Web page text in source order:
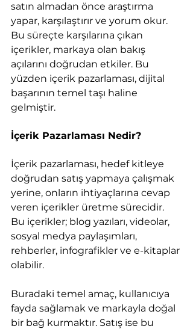
satın almadan önce araştırma
yapar, karşılaştırır ve yorum okur.
Bu süreçte karşılarına çıkan
içerikler, markaya olan bakış
açılarını doğrudan etkiler. Bu
yüzden içerik pazarlaması, dijital
başarının temel taşı haline
gelmiştir.
İçerik Pazarlaması Nedir?
İçerik pazarlaması, hedef kitleye
doğrudan satış yapmaya çalışmak
yerine, onların ihtiyaçlarına cevap
veren içerikler üretme sürecidir.
Bu içerikler; blog yazıları, videolar,
sosyal medya paylaşımları,
rehberler, infografikler ve e-kitaplar
olabilir.
Buradaki temel amaç, kullanıcıya
fayda sağlamak ve markayla doğal
bir bağ kurmaktır. Satış ise bu